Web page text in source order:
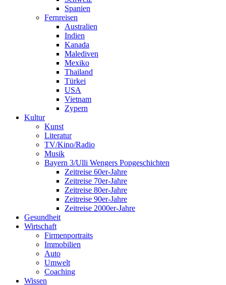
Spanien
Fernreisen
Australien
Indien
Kanada
Malediven
Mexiko
Thailand
Türkei
USA
Vietnam
Zypern
Kultur
Kunst
Literatur
TV/Kino/Radio
Musik
Bayern 3/Ulli Wengers Popgeschichten
Zeitreise 60er-Jahre
Zeitreise 70er-Jahre
Zeitreise 80er-Jahre
Zeitreise 90er-Jahre
Zeitreise 2000er-Jahre
Gesundheit
Wirtschaft
Firmenportraits
Immobilien
Auto
Umwelt
Coaching
Wissen